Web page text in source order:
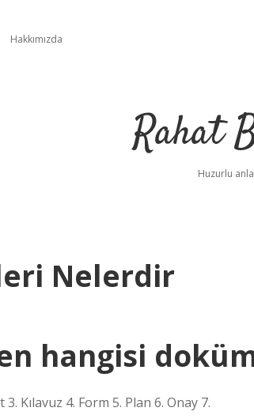
Hakkımızda
Rahat
Huzurlu
Nelerdir
hangisi
Kılavuz 4. Form 5. Plan 6. Onay 7.